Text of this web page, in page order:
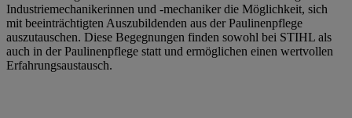
Industriemechanikerinnen und -mechaniker die Möglichkeit, sich
mit beeinträchtigten Auszubildenden aus der Paulinenpflege
auszutauschen. Diese Begegnungen finden sowohl bei STIHL als
auch in der Paulinenpflege statt und ermöglichen einen wertvollen
Erfahrungsaustausch.